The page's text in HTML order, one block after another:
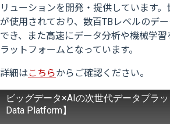
リューションを開発・提供しています
が使用されており、数百TBレベルのデ
でき、また高速にデータ分析や機械学
ラットフォームとなっています。
詳細はこちらからご確認ください。
ビッグデータ×AIの次世代データプラ
Data Platform】